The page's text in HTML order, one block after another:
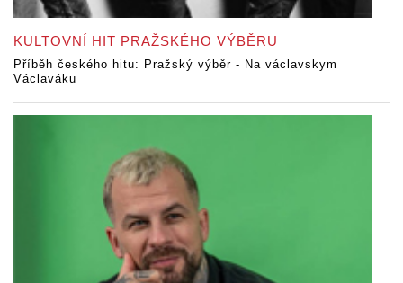
KULTOVNÍ HIT PRAŽSKÉHO VÝBĚRU
Příběh českého hitu: Pražský výběr - Na václavskym
Václaváku